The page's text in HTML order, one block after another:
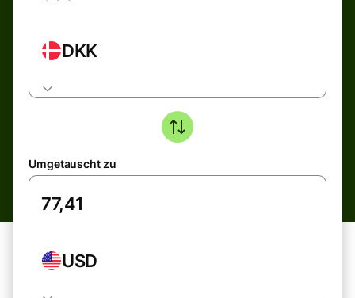
DKK
Umgetauscht zu
USD